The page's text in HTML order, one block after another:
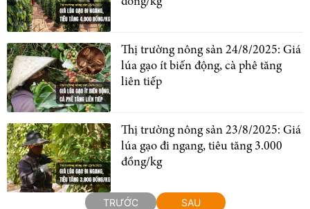
Thị trường nông sản 24/8/2025: Giá
lúa gạo ít biến động, cà phê tăng
liên tiếp
Thị trường nông sản 23/8/2025: Giá
lúa gạo đi ngang, tiêu tăng 3.000
đồng/kg
TRƯỚC SAU